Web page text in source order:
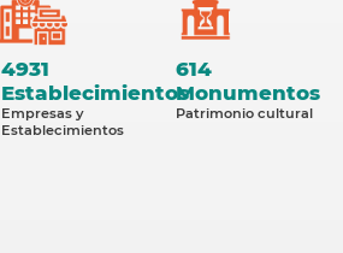
4931
Establecimientos
Empresas y
Establecimientos
614
Monumentos
Patrimonio cultural